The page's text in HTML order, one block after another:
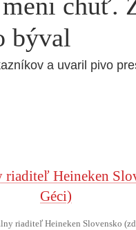
býval
a uvaril pivo
riaditeľ Heineken Slovensko